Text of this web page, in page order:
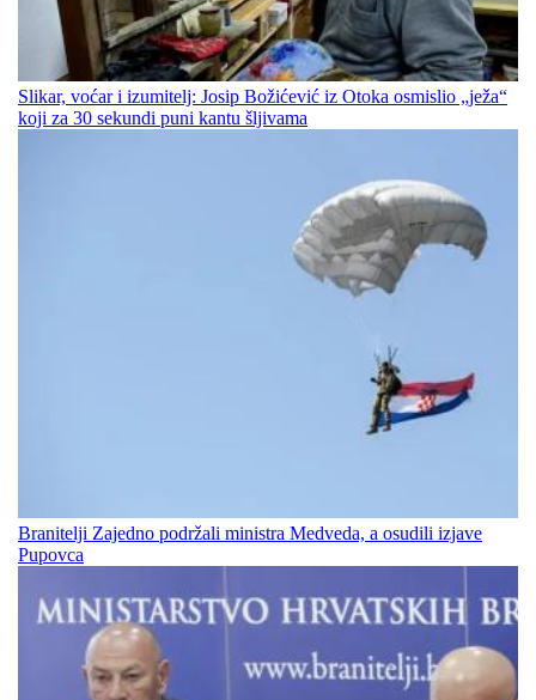
Slikar, voćar i izumitelj: Josip Božićević iz Otoka osmislio „ježa“
koji za 30 sekundi puni kantu šljivama
Branitelji Zajedno podržali ministra Medveda, a osudili izjave
Pupovca